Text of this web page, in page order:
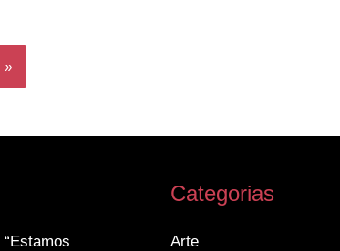
Categorias
Arte